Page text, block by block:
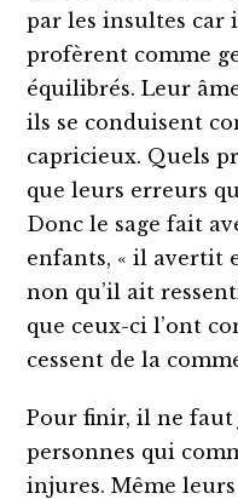
par les insultes car
profèrent comme
équilibrés. Leur
ils se conduisent
capricieux. Quels
que leurs erreurs
Donc le sage fait
enfants, « il avertit
non qu’il ait
que ceux-ci l’ont
cessent de la
Pour finir, il ne faut
personnes qui
injures. Même